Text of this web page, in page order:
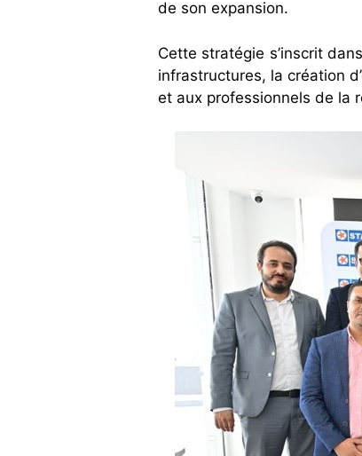
de son expansion.
Cette stratégie s’inscrit
infrastructures, la création
et aux professionnels de la